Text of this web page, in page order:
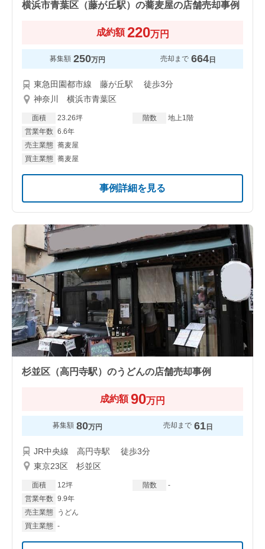
横浜市青葉区（藤が丘駅）の蕎麦屋の店舗売却事例
成約額 220万円
募集額 250万円 売却まで 664日
東急田園都市線 藤が丘駅 徒歩3分
神奈川 横浜市青葉区
面積 23.26坪 階数
地上1階
営業年数 6.6年
売主業態 蕎麦屋
買主業態 蕎麦屋
事例詳細を見る
杉並区（高円寺駅）のうどんの店舗売却事例
成約額 90万円
募集額 80万円 売却まで 61日
JR中央線 高円寺駅 徒歩3分
東京23区 杉並区
面積 12坪 階数
-
営業年数 9.9年
売主業態
うどん
買主業態 -